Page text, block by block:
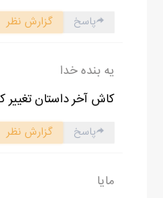
پاسخ گزارش نظر
یه بنده خدا
کاش آخر داستان تغییر
پاسخ گزارش نظر
مایا